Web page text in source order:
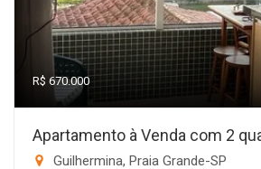
R$ 670.000
Apartamento à Venda com 2
Guilhermina, Praia Grande-SP